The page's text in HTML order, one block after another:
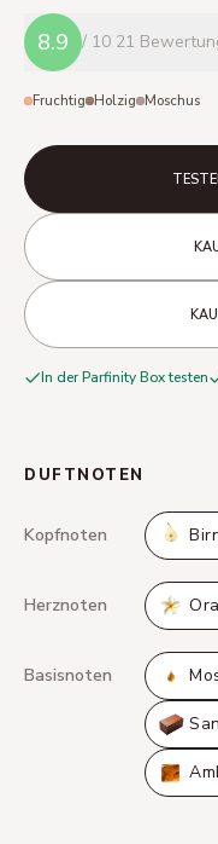
8.9 / 10 21
Fruchtig Holzig Moschus
In der Parfinity Box testen
DUFTNOTEN
Kopfnoten
Herznoten
Basisnoten